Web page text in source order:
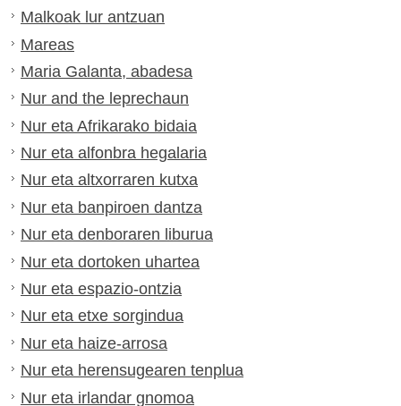
Malkoak lur antzuan
Mareas
Maria Galanta, abadesa
Nur and the leprechaun
Nur eta Afrikarako bidaia
Nur eta alfonbra hegalaria
Nur eta altxorraren kutxa
Nur eta banpiroen dantza
Nur eta denboraren liburua
Nur eta dortoken uhartea
Nur eta espazio-ontzia
Nur eta etxe sorgindua
Nur eta haize-arrosa
Nur eta herensugearen tenplua
Nur eta irlandar gnomoa